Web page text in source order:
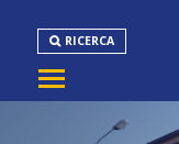
RICERCA